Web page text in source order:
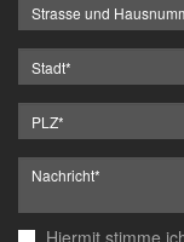
Hiermit stimme